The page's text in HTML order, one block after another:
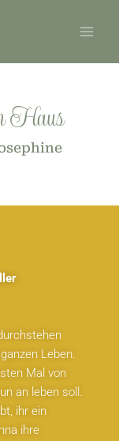
Haus
Leben.
Mal von
an leben soll.
ihr ein
ihre